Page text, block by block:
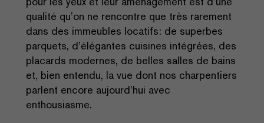
qualité qu’on ne rencontre que très rarement
dans des immeubles locatifs: de superbes
parquets, d’élégantes cuisines intégrées, des
placards modernes, de belles salles de bains
et, bien entendu, la vue dont nos charpentiers
parlent encore aujourd’hui avec
enthousiasme.